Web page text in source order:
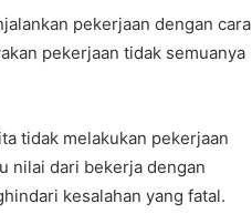
pekerjaan dengan cara
pekerjaan tidak semuanya
tidak melakukan pekerjaan
nilai dari bekerja dengan
kesalahan yang fatal.